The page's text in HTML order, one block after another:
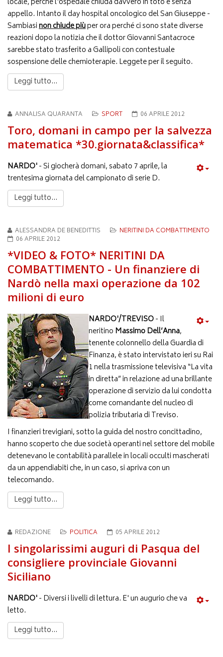
appello. Intanto il day hospital oncologico del San Giuseppe -
Sambiasinon chiude piùper ora perché ci sono state diverse
reazioni dopo la notizia che il dottor Giovanni Santacroce
sarebbe stato trasferito a Gallipoli con contestuale
sospensione delle chemioterapie. Leggete per il seguito.
Leggi tutto...
ANNALISA QUARANTA SPORT 06 APRILE 2012
Toro, domani in campo per la salvezza
matematica *30.giornata&classifica*
NARDO'- Si giocherà domani, sabato 7 aprile, la
trentesima giornata del campionato di serie D.
Leggi tutto...
ALESSANDRA DE BENEDITTIS
NERITINI DA COMBATTIMENTO
06 APRILE 2012
*VIDEO & FOTO* NERITINI DA
COMBATTIMENTO - Un finanziere di
Nardò nella maxi operazione da 102
milioni di euro
NARDO'/TREVISO- Il
neritino Massimo Dell’Anna,
tenente colonnello della Guardia di
Finanza, è stato intervistato ieri su Rai
1 nella trasmissione televisiva “La vita
in diretta” in relazione ad una brillante
operazione di servizio da lui condotta
come comandante del nucleo di
polizia tributaria di Treviso.
I finanzieri trevigiani, sotto la guida del nostro concittadino,
hanno scoperto che due società operanti nel settore del mobile
detenevano le contabilità parallele in locali occulti mascherati
da un appendiabiti che, in un caso, si apriva con un
telecomando.
Leggi tutto...
REDAZIONE POLITICA 05 APRILE 2012
I singolarissimi auguri di Pasqua del
consigliere provinciale Giovanni
Siciliano
NARDO'- Diversi i livelli di lettura. E' un augurio che va
letto.
Leggi tutto...